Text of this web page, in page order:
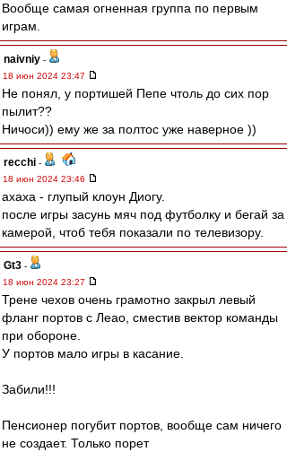
Вообще самая огненная группа по первым
играм.
naivniy -
18 июн 2024 23:47
Не понял, у портишей Пепе чтоль до сих пор
пылит??
Ничоси)) ему же за полтос уже наверное ))
recchi -
18 июн 2024 23:46
ахаха - глупый клоун Диогу.
после игры засунь мяч под футболку и бегай за
камерой, чтоб тебя показали по телевизору.
Gt3 -
18 июн 2024 23:27
Трене чехов очень грамотно закрыл левый
фланг портов с Леао, сместив вектор команды
при обороне.
У портов мало игры в касание.
Забили!!!
Пенсионер погубит портов, вообще сам ничего
не создает. Только порет